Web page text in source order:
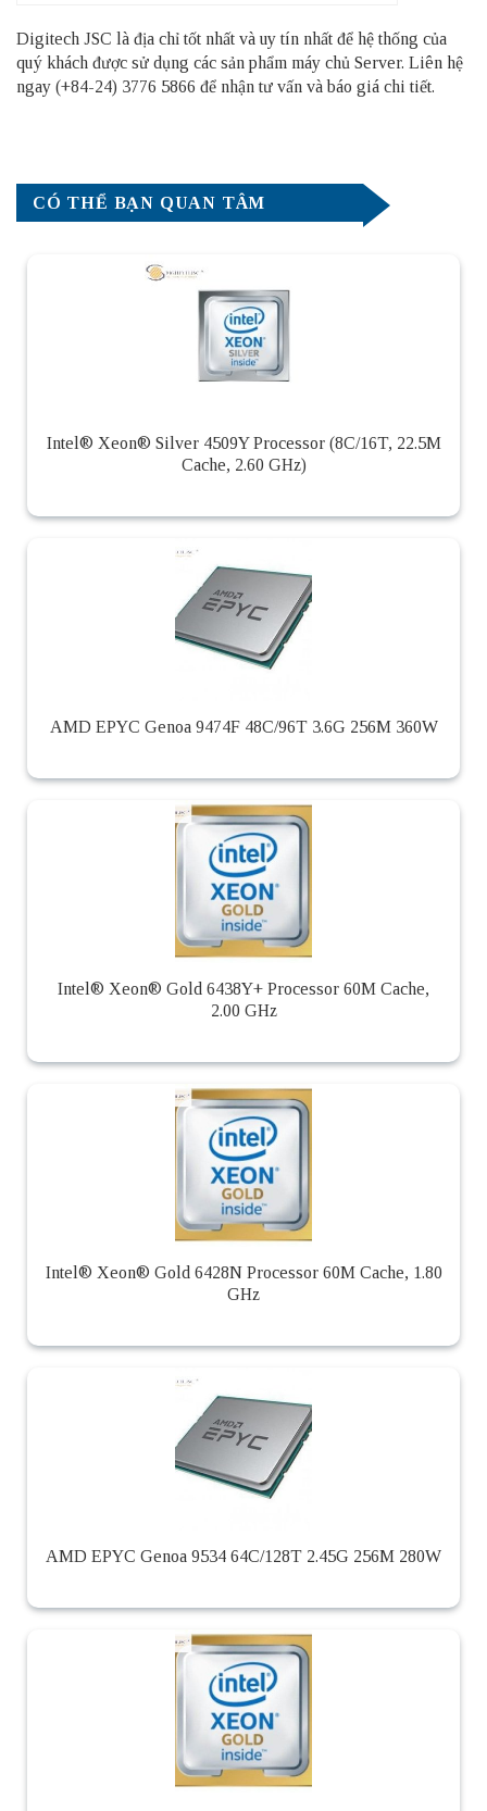
Digitech JSC là địa chỉ tốt nhất và uy tín nhất để hệ thống của
quý khách được sử dụng các sản phẩm máy chủ Server. Liên hệ
ngay (+84-24) 3776 5866 để nhận tư vấn và báo giá chi tiết.
CÓ THỂ BẠN QUAN TÂM
Intel® Xeon® Silver 4509Y Processor (8C/16T, 22.5M
Cache, 2.60 GHz)
AMD EPYC Genoa 9474F 48C/96T 3.6G 256M 360W
Intel® Xeon® Gold 6438Y+ Processor 60M Cache,
2.00 GHz
Intel® Xeon® Gold 6428N Processor 60M Cache, 1.80
GHz
AMD EPYC Genoa 9534 64C/128T 2.45G 256M 280W